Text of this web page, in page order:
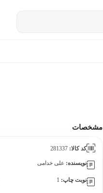
مشخصات
کد کالا:
نویسنده: علی خدامی
نوبت چاپ: 1